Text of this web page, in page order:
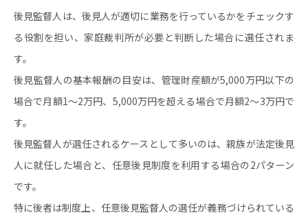
後見監督人は、後見人が適切に業務を行っているかをチェックす
る役割を担い、家庭裁判所が必要と判断した場合に選任されま
す。
後見監督人の基本報酬の目安は、管理財産額が5,000万円以下の
場合で月額1～2万円、5,000万円を超える場合で月額2～3万円で
す。
後見監督人が選任されるケースとして多いのは、親族が法定後見
人に就任した場合と、任意後見制度を利用する場合の2パターン
です。
特に後者は制度上、任意後見監督人の選任が義務づけられている